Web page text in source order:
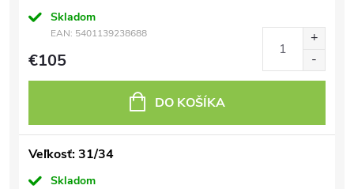
Skladom
EAN: 5401139238688
€105
DO KOŠÍKA
Veľkosť: 31/34
Skladom